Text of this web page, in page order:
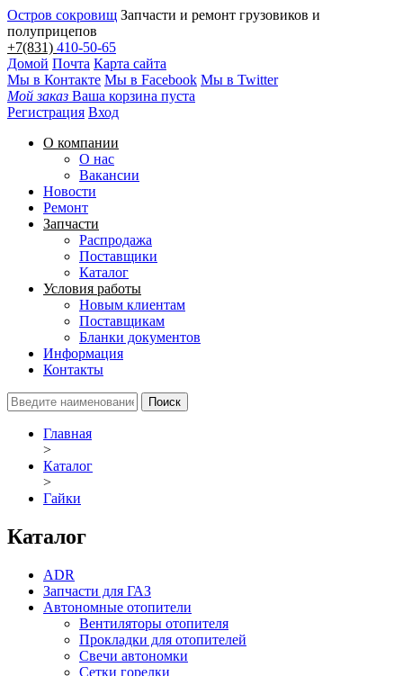
Остров сокровищ Запчасти и ремонт грузовиков и
полуприцепов
+7(831) 410-50-65
Домой Почта Карта сайта
Мы в Контакте Мы в Facebook Мы в Twitter
Мой заказ Ваша корзина пуста
Регистрация Вход
О компании
О нас
Вакансии
Новости
Ремонт
Запчасти
Распродажа
Поставщики
Каталог
Условия работы
Новым клиентам
Поставщикам
Бланки документов
Информация
Контакты
Главная
>
Каталог
>
Гайки
Каталог
ADR
Запчасти для ГАЗ
Автономные отопители
Вентиляторы отопителя
Прокладки для отопителей
Свечи автономки
Сетки горелки